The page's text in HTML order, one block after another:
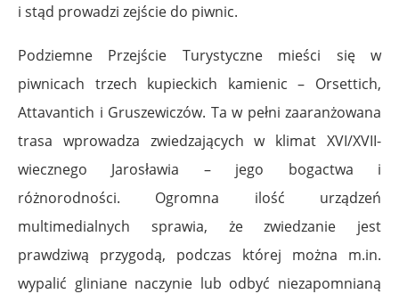
i stąd prowadzi zejście do piwnic.
Podziemne Przejście Turystyczne mieści się w
piwnicach trzech kupieckich kamienic – Orsettich,
Attavantich i Gruszewiczów. Ta w pełni zaaranżowana
trasa wprowadza zwiedzających w klimat XVI/XVII-
wiecznego Jarosławia – jego bogactwa i
różnorodności. Ogromna ilość urządzeń
multimedialnych sprawia, że zwiedzanie jest
prawdziwą przygodą, podczas której można m.in.
wypalić gliniane naczynie lub odbyć niezapomnianą